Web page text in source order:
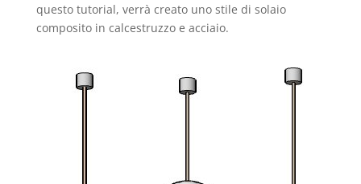
questo tutorial, verrà creato uno stile di solaio
composito in calcestruzzo e acciaio.